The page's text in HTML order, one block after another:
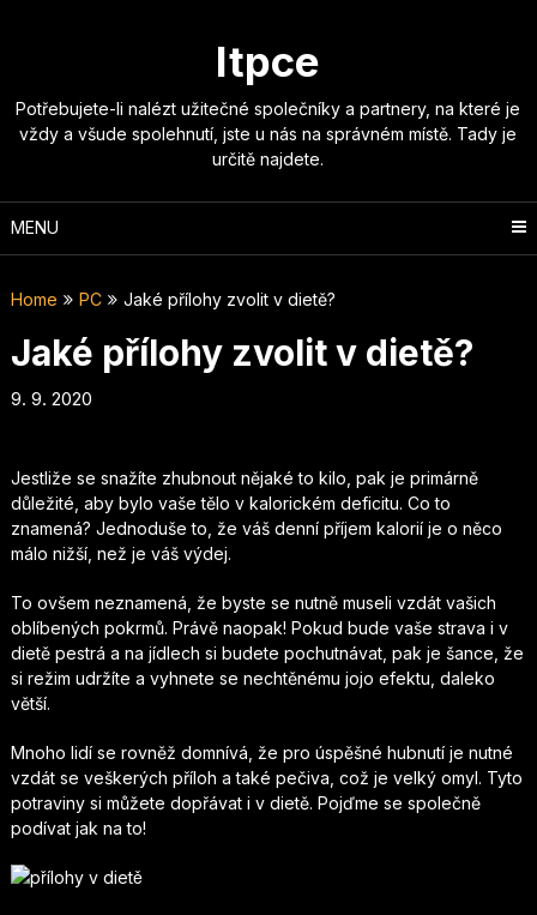
Itpce
Potřebujete-li nalézt užitečné společníky a partnery, na které je
vždy a všude spolehnutí, jste u nás na správném místě. Tady je
určitě najdete.
MENU
Home PC Jaké přílohy zvolit v dietě?
Jaké přílohy zvolit v dietě?
9. 9. 2020
Jestliže se snažíte zhubnout nějaké to kilo, pak je primárně
důležité, aby bylo vaše tělo v kalorickém deficitu. Co to
znamená? Jednoduše to, že váš denní příjem kalorií je o něco
málo nižší, než je váš výdej.
To ovšem neznamená, že byste se nutně museli vzdát vašich
oblíbených pokrmů. Právě naopak! Pokud bude vaše strava i v
dietě pestrá a na jídlech si budete pochutnávat, pak je šance, že
si režim udržíte a vyhnete se nechtěnému jojo efektu, daleko
větší.
Mnoho lidí se rovněž domnívá, že pro úspěšné hubnutí je nutné
vzdát se veškerých příloh a také pečiva, což je velký omyl. Tyto
potraviny si můžete dopřávat i v dietě. Pojďme se společně
podívat jak na to!